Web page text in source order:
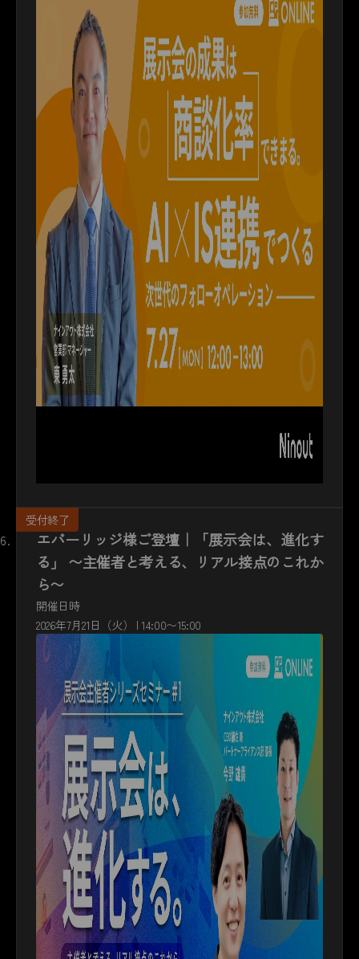
エバーリッジ様ご登壇｜「展示会は、進化す
る」 〜主催者と考える、リアル接点のこれか
ら〜
開催日時
2026年7月21日（火） | 14:00〜15:00